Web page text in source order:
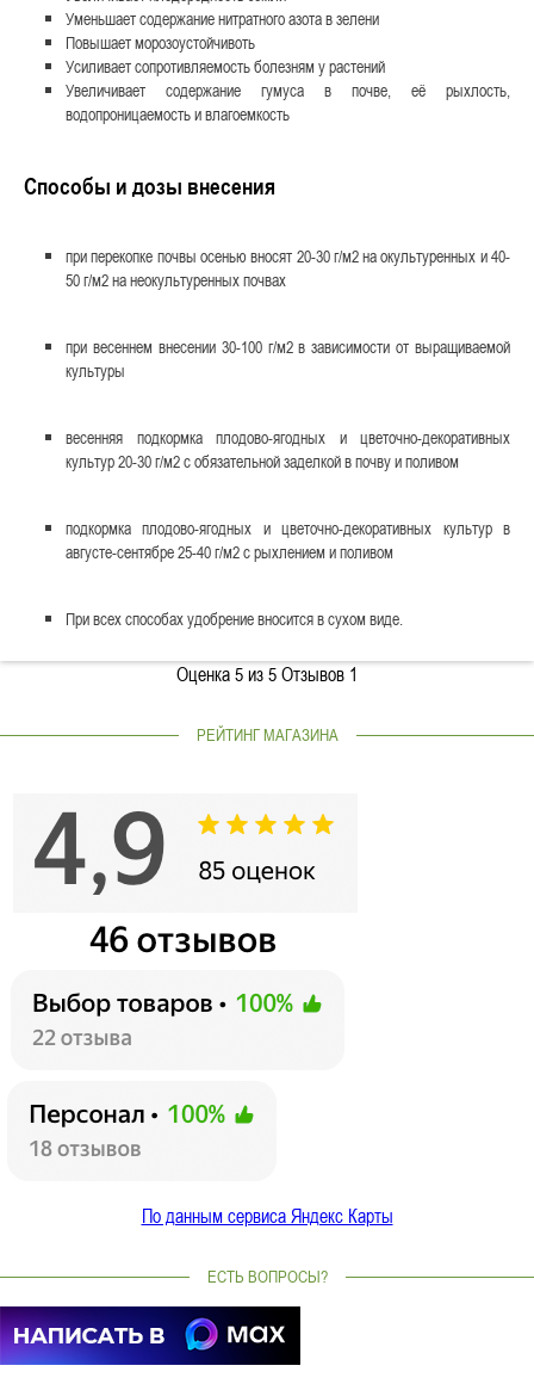
Уменьшает содержание нитратного азота в зелени
Повышает морозоустойчивоть
Усиливает сопротивляемость болезням у растений
Увеличивает содержание гумуса в почве, её рыхлость,
водопроницаемость и влагоемкость
Способы и дозы внесения
при перекопке почвы осенью вносят 20-30 г/м2 на окультуренных и 40-
50 г/м2 на неокультуренных почвах
при весеннем внесении 30-100 г/м2 в зависимости от выращиваемой
культуры
весенняя подкормка плодово-ягодных и цветочно-декоративных
культур 20-30 г/м2 с обязательной заделкой в почву и поливом
подкормка плодово-ягодных и цветочно-декоративных культур в
августе-сентябре 25-40 г/м2 с рыхлением и поливом
При всех способах удобрение вносится в сухом виде.
Оценка5из 5 Отзывов 1
РЕЙТИНГ МАГАЗИНА
По данным сервиса Яндекс Карты
ЕСТЬ ВОПРОСЫ?